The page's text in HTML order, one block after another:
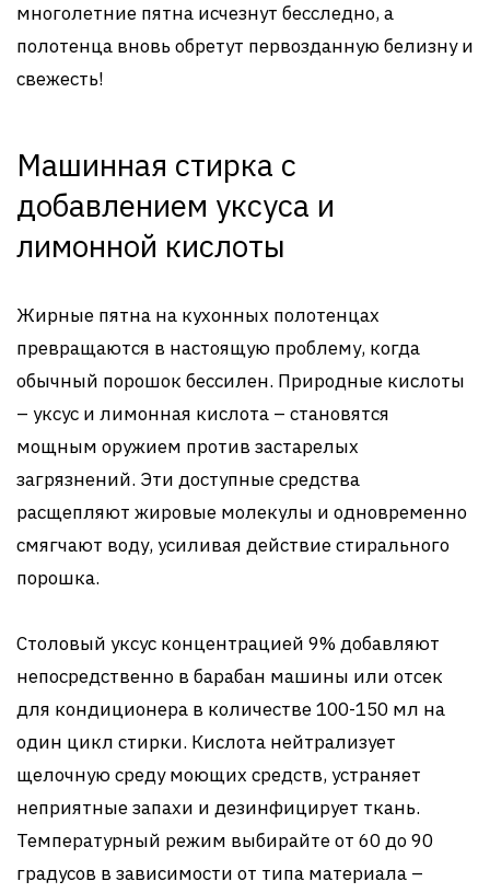
многолетние пятна исчезнут бесследно, а
полотенца вновь обретут первозданную белизну и
свежесть!
Машинная стирка с
добавлением уксуса и
лимонной кислоты
Жирные пятна на кухонных полотенцах
превращаются в настоящую проблему, когда
обычный порошок бессилен. Природные кислоты
– уксус и лимонная кислота – становятся
мощным оружием против застарелых
загрязнений. Эти доступные средства
расщепляют жировые молекулы и одновременно
смягчают воду, усиливая действие стирального
порошка.
Столовый уксус концентрацией 9% добавляют
непосредственно в барабан машины или отсек
для кондиционера в количестве 100-150 мл на
один цикл стирки. Кислота нейтрализует
щелочную среду моющих средств, устраняет
неприятные запахи и дезинфицирует ткань.
Температурный режим выбирайте от 60 до 90
градусов в зависимости от типа материала –